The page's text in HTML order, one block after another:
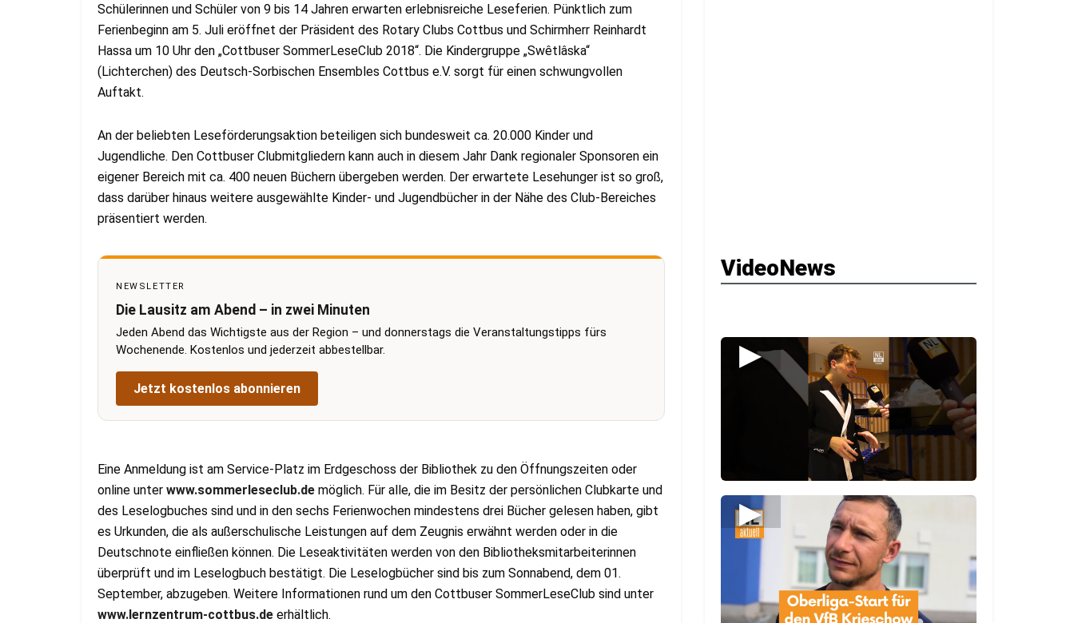
Schülerinnen und Schüler von 9 bis 14 Jahren erwarten erlebnisreiche Leseferien. Pünktlich zum
Ferienbeginn am 5. Juli eröffnet der Präsident des Rotary Clubs Cottbus und Schirmherr Reinhardt
Hassa um 10 Uhr den „Cottbuser SommerLeseClub 2018“. Die Kindergruppe „Swêtlâska“
(Lichterchen) des Deutsch-Sorbischen Ensembles Cottbus e.V. sorgt für einen schwungvollen
Auftakt.
An der beliebten Leseförderungsaktion beteiligen sich bundesweit ca. 20.000 Kinder und
Jugendliche. Den Cottbuser Clubmitgliedern kann auch in diesem Jahr Dank regionaler Sponsoren ein
eigener Bereich mit ca. 400 neuen Büchern übergeben werden. Der erwartete Lesehunger ist so groß,
dass darüber hinaus weitere ausgewählte Kinder- und Jugendbücher in der Nähe des Club-Bereiches
präsentiert werden.
NEWSLETTER
Die Lausitz am Abend – in zwei Minuten
Jeden Abend das Wichtigste aus der Region – und donnerstags die Veranstaltungstipps fürs
Wochenende. Kostenlos und jederzeit abbestellbar.
Jetzt kostenlos abonnieren
Eine Anmeldung ist am Service-Platz im Erdgeschoss der Bibliothek zu den Öffnungszeiten oder
online unter www.sommerleseclub.de möglich. Für alle, die im Besitz der persönlichen Clubkarte und
des Leselogbuches sind und in den sechs Ferienwochen mindestens drei Bücher gelesen haben, gibt
es Urkunden, die als außerschulische Leistungen auf dem Zeugnis erwähnt werden oder in die
Deutschnote einfließen können. Die Leseaktivitäten werden von den Bibliotheksmitarbeiterinnen
überprüft und im Leselogbuch bestätigt. Die Leselogbücher sind bis zum Sonnabend, dem 01.
September, abzugeben. Weitere Informationen rund um den Cottbuser SommerLeseClub sind unter
www.lernzentrum-cottbus.de erhältlich.
VideoNews
▶
▶